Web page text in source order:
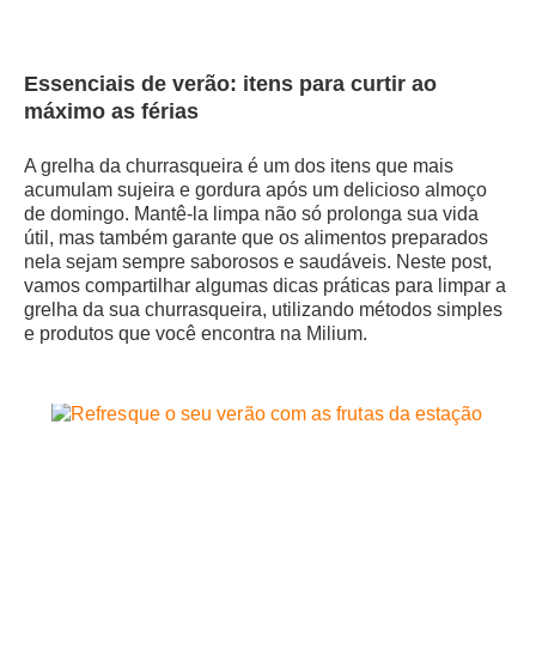
Essenciais de verão: itens para curtir ao
máximo as férias
A grelha da churrasqueira é um dos itens que mais
acumulam sujeira e gordura após um delicioso almoço
de domingo. Mantê-la limpa não só prolonga sua vida
útil, mas também garante que os alimentos preparados
nela sejam sempre saborosos e saudáveis. Neste post,
vamos compartilhar algumas dicas práticas para limpar a
grelha da sua churrasqueira, utilizando métodos simples
e produtos que você encontra na Milium.